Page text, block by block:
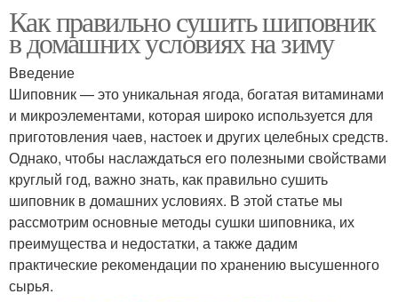
Как правильно сушить шиповник
в домашних условиях на зиму
Введение
Шиповник — это уникальная ягода, богатая витаминами
и микроэлементами, которая широко используется для
приготовления чаев, настоек и других целебных средств.
Однако, чтобы наслаждаться его полезными свойствами
круглый год, важно знать, как правильно сушить
шиповник в домашних условиях. В этой статье мы
рассмотрим основные методы сушки шиповника, их
преимущества и недостатки, а также дадим
практические рекомендации по хранению высушенного
сырья.